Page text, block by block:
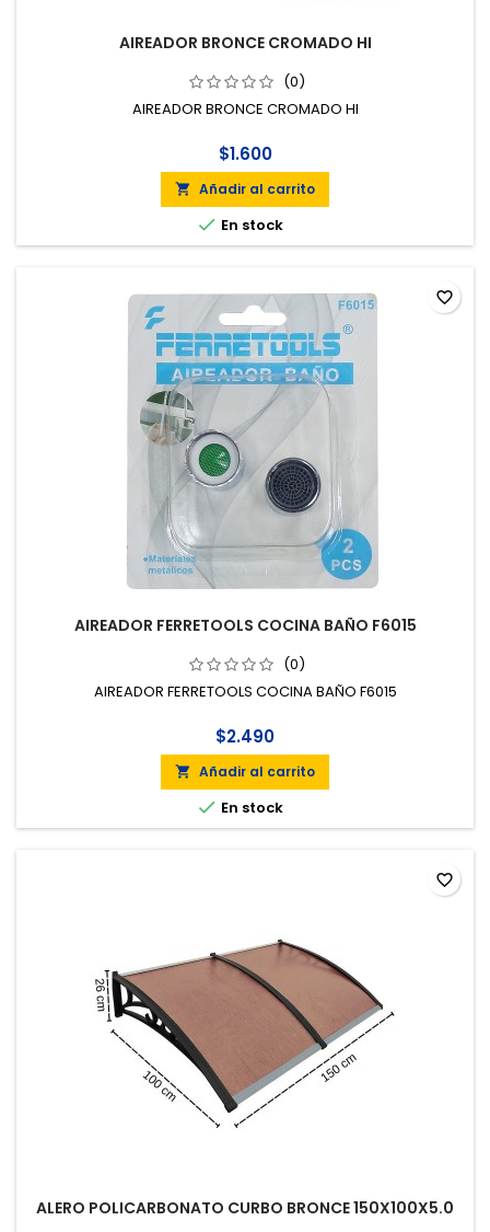
AIREADOR BRONCE CROMADO HI
(0)
AIREADOR BRONCE CROMADO HI
$1.600
 Añadir al carrito
 En stock
AIREADOR FERRETOOLS COCINA BAÑO F6015
(0)
AIREADOR FERRETOOLS COCINA BAÑO F6015
$2.490
 Añadir al carrito
 En stock
favorite_border
ALERO POLICARBONATO CURBO BRONCE 150X100X5.0
favorite_border